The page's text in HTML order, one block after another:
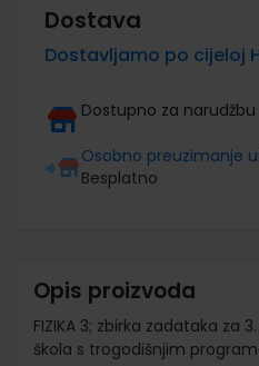
Dostava
Dostavljamo po cijeloj
Dostupno za narudžbu
Osobno preuzimanje
Besplatno
Opis proizvoda
FIZIKA 3; zbirka zadataka za
škola s trogodišnjim